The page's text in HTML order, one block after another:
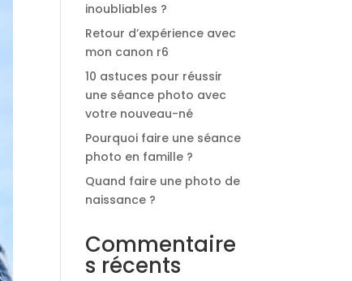
inoubliables ?
Retour d’expérience avec
mon canon r6
10 astuces pour réussir
une séance photo avec
votre nouveau-né
Pourquoi faire une séance
photo en famille ?
Quand faire une photo de
naissance ?
Commentaire
s récents